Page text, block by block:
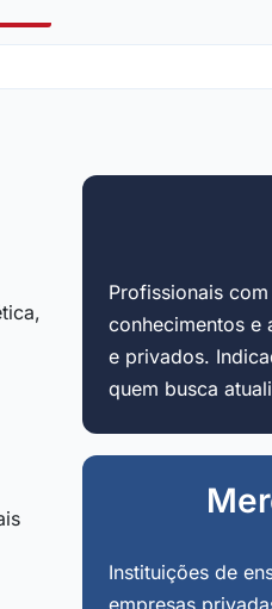
Profissionais
conhecimentos e
e privados.
quem busca
Instituições de
empresas